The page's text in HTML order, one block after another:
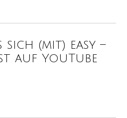
sich (mit) easy –
auf YouTube